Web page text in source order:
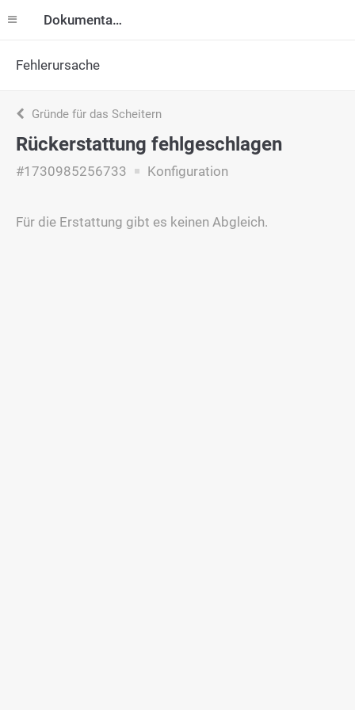
Dokumentation
Fehlerursache
Gründe für das Scheitern
Rückerstattung fehlgeschlagen
#1730985256733 Konfiguration
Für die Erstattung gibt es keinen Abgleich.